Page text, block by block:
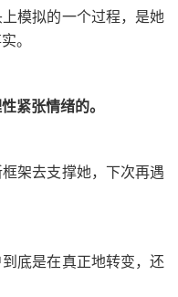
模拟的一个过程，是她
。
紧张情绪的。
架去支撑她，下次再遇
底是在真正地转变，还